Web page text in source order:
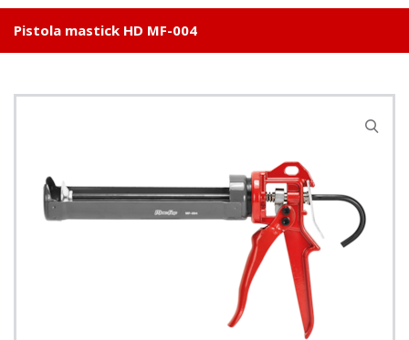
Pistola mastick HD MF-004